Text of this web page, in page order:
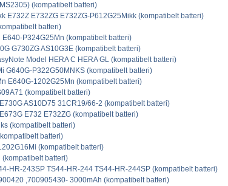
(kompatibelt batteri)
E732Z E732ZG E732ZG-P612G25Mikk (kompatibelt batteri)
batteri)
P324G25Mn (kompatibelt batteri)
G730ZG AS10G3E (kompatibelt batteri)
Model HERA C HERA GL (kompatibelt batteri)
G640G-P322G50MNKS (kompatibelt batteri)
E640G-1202G25Mn (kompatibelt batteri)
(kompatibelt batteri)
AS10D75 31CR19/66-2 (kompatibelt batteri)
E732 E732ZG (kompatibelt batteri)
(kompatibelt batteri)
batteri)
(kompatibelt batteri)
batteri)
HR-243SP TS44-HR-244 TS44-HR-244SP (kompatibelt batteri)
,700905430- 3000mAh (kompatibelt batteri)